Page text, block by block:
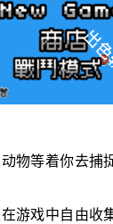
物等着你去捕
游戏中自由收